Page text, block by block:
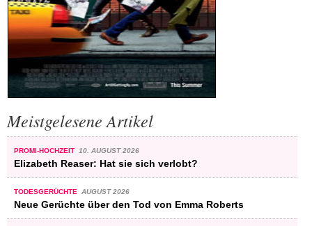
Meistgelesene Artikel
PROMI-HOCHZEIT 10. AUGUST 2026
Elizabeth Reaser: Hat sie sich verlobt?
TODESGERÜCHTE AUGUST 2026
Neue Gerüchte über den Tod von Emma Roberts